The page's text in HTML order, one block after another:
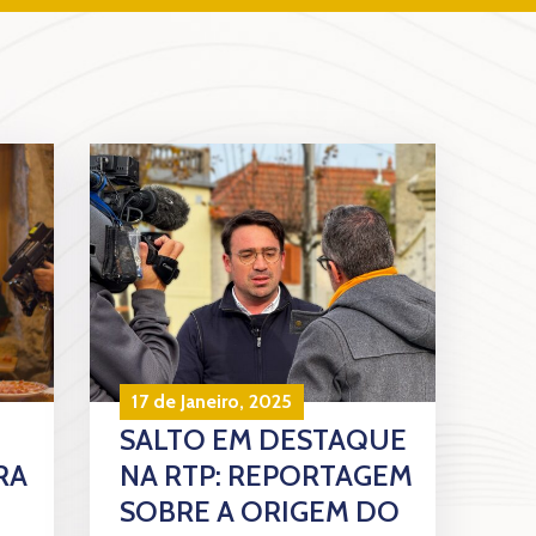
17 de Janeiro, 2025
SALTO EM DESTAQUE
NA RTP: REPORTAGEM
SOBRE A ORIGEM DO